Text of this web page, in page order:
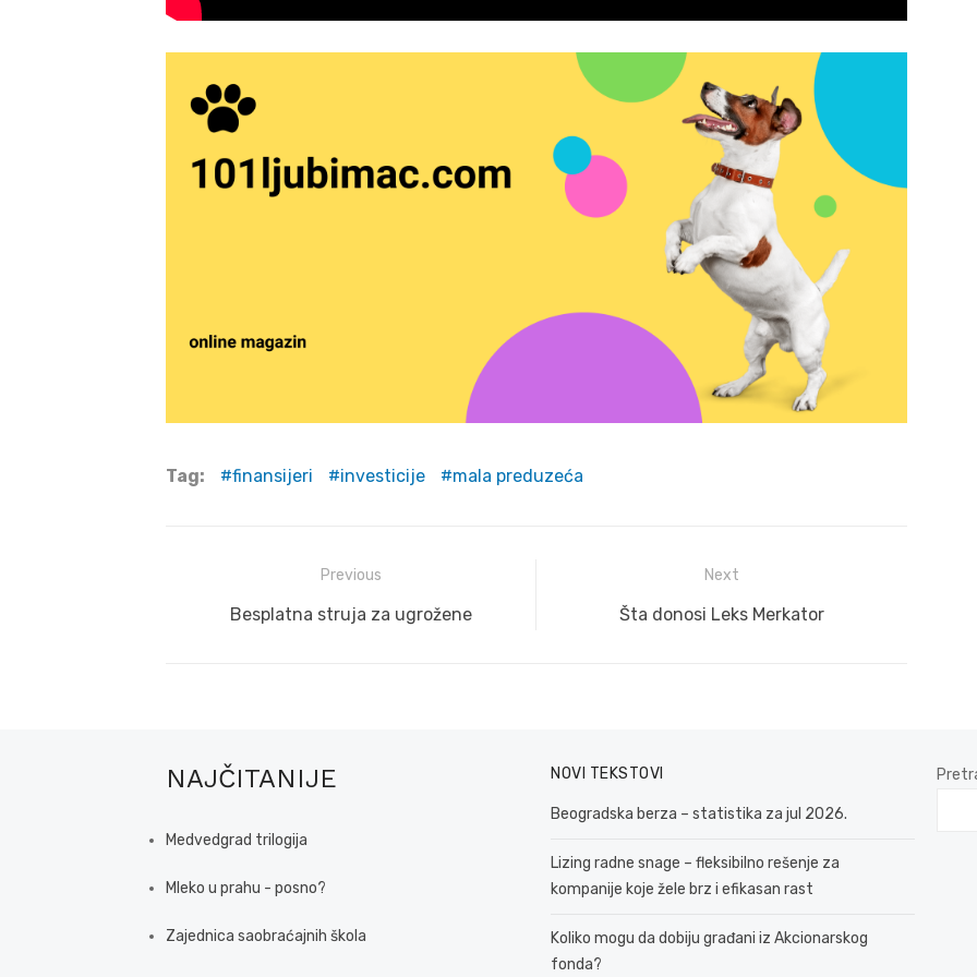
Tag: finansijeri investicije mala preduzeća
navigation
Previous
Previous
Besplatna struja za ugrožene
Next
Next
Šta donosi Leks Merkator
NAJČITANIJE
Medvedgrad trilogija
Mleko u prahu - posno?
Zajednica saobraćajnih škola
NOVI TEKSTOVI
Beogradska berza – statistika za jul 2026.
Lizing radne snage – fleksibilno rešenje za
kompanije koje žele brz i efikasan rast
Koliko mogu da dobiju građani iz Akcionarskog
fonda?